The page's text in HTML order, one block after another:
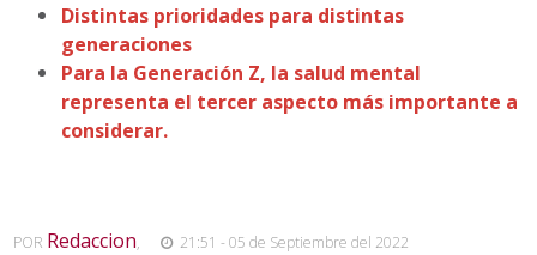
Distintas prioridades para distintas
generaciones
Para la Generación Z, la salud mental
representa el tercer aspecto más importante a
considerar.
POR Redaccion, 21:51 - 05 de Septiembre del 2022